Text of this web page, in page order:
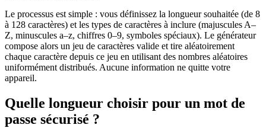
Le processus est simple : vous définissez la longueur souhaitée (de 8
à 128 caractères) et les types de caractères à inclure (majuscules A–
Z, minuscules a–z, chiffres 0–9, symboles spéciaux). Le générateur
compose alors un jeu de caractères valide et tire aléatoirement
chaque caractère depuis ce jeu en utilisant des nombres aléatoires
uniformément distribués. Aucune information ne quitte votre
appareil.
Quelle longueur choisir pour un mot de
passe sécurisé ?